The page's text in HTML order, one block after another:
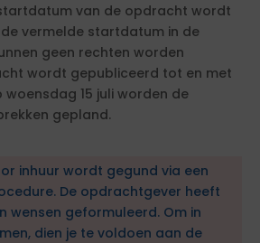
van de opdracht wordt
vermelde startdatum in de
geen rechten worden
wordt gepubliceerd tot en met
woensdag 15 juli worden de
gepland.
inhuur wordt gegund via een
De opdrachtgever heeft
wensen geformuleerd. Om in
dien je te voldoen aan de